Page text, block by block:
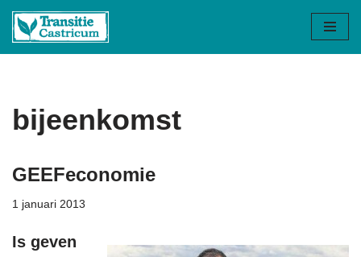
Ga
bijeenkomst
GEEFeconomie
1 januari 2013
Is geven